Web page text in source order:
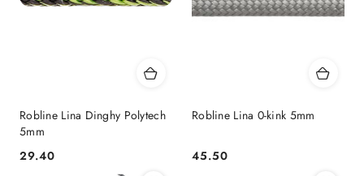
Robline Lina Dinghy Polytech
5mm
Cena:
29.40
Robline Lina 0-kink 5mm
Cena:
45.50